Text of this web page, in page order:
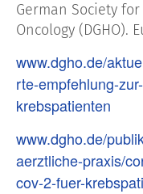
German Society
Oncology (DGHO).
www.dgho.de/
rte-empfehlung-
krebspatienten
www.dgho.de/
aerztliche-praxis/
cov-2-fuer-